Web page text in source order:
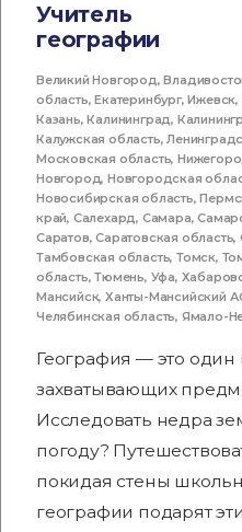
Учитель
географии
Великий Новгород,
область,Екатеринбург,Ижевск,
Казань,Калининград,
Калужская область,
Московская область,
Новгород,Новгородская
Новосибирская область,
край, Салехард, Самара,
Саратов,Саратовская область,
Тамбовская область,Томск,
область,Тюмень, Уфа,
Мансийск,Ханты-Мансийский
Челябинская область, Ямало-
География — это один
захватывающих
Исследовать недра
погоду?
покидая стены
географии подарят